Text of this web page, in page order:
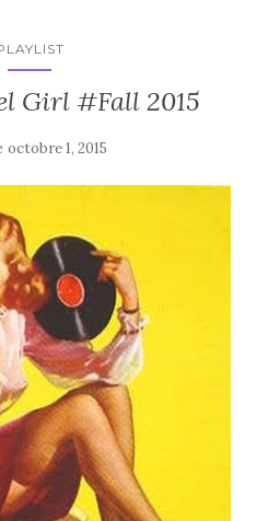
Girl #Fall 2015
octobre 1, 2015